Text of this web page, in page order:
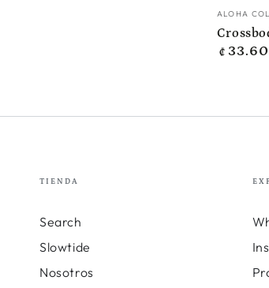
Lux
ALOHA
Precio
₡
TIENDA
Search
Slowtide
Nosotros